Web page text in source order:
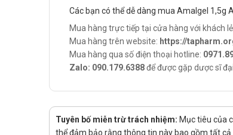
Liều dùng:
Người lớn: 1 gói/lần x 3 lần/ngày.
Trẻ em (6-12 tuổi): Uống ½ liều người
Chống chỉ định của Amalgel
Lưu ý khi sử dụng Amalgel
Đọc kỹ hướng dẫn sử dụng trước khi dùng.
Các bạn có thể dễ dàng mua Amalgel 1,5g
Mua hàng trực tiếp tại cửa hàng với khách
Mua hàng trên website: https://
Mua hàng qua số điện thoại hotline:
Zalo: 090.179.6388để được gặp dược sĩ
Tuyên bố miễn trừ trách nhiệm: Mục tiêu của
thể đảm bảo rằng thông tin này bao gồm tất